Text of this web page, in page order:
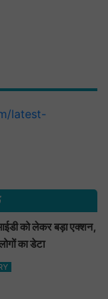
latest-
को लेकर बड़ा एक्शन,
का डेटा